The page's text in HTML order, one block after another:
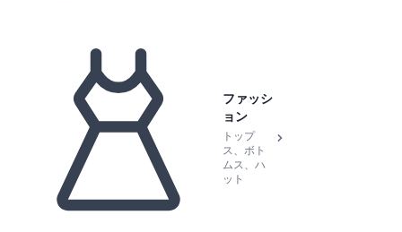
ファッシ
ョン
トップ
ス、ボト
ムス、ハ
ット